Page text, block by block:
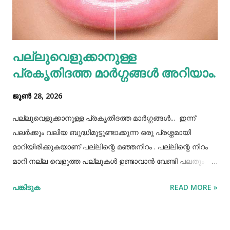
രീതിയല്ല. ഇത് മറ്റുള്ളവർക്ക് നമ്മളെക്കുറിച്ച് വളരെ
തെറ്റിദ്ധാരണ ഉണ്ടാക്കാൻ കാരണമായിത്തീരും. അതുപോലെ
വെള്ളം പോലെയുള്ള സാധനങ്ങൾ ഒരു പാത്രത്തിൽ
കൊണ്ടുവച്ചാൽ അത് അപ്പാടെ കുടിക്കാതെ മറ്റുള്ളവർക്ക്
കൂട...
പല്ലുവെളുക്കാനുള്ള
പ്രകൃതിദത്ത മാര്‍ഗ്ഗങ്ങള്‍ അറിയാം.
ജൂൺ 28, 2026
പല്ലുവെളുക്കാനുള്ള പ്രകൃതിദത്ത മാര്‍ഗ്ഗങ്ങള്‍... ഇന്ന്
പലർക്കും വലിയ ബുദ്ധിമുട്ടുണ്ടാക്കുന്ന ഒരു പ്രശ്നമായി
മാറിയിരിക്കുകയാണ് പല്ലിന്റെ മഞ്ഞനിറം . പല്ലിന്റെ നിറം
മാറി നല്ല വെളുത്ത പല്ലുകൾ ഉണ്ടാവാൻ വേണ്ടി പലതും
പല്ലിന്‍റെ മഞ്ഞനിറം മാറ്റാന്‍ പല മാര്‍ഗ്ഗങ്ങളും
പങ്കിടുക READ MORE »